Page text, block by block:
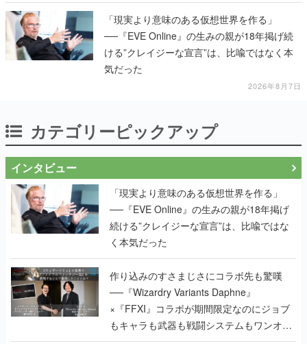
「現実より意味のある仮想世界を作る」
──『EVE Online』の生みの親が18年掲げ続
ける”クレイジーな宣言”は、比喩ではなく本
気だった
2026年8月7日
カテゴリーピックアップ
インタビュー
「現実より意味のある仮想世界を作る」
──『EVE Online』の生みの親が18年掲げ
続ける”クレイジーな宣言”は、比喩ではな
く本気だった
作り込みのすさまじさにコラボ先も驚嘆
──『Wizardry Variants Daphne』
×『FFXI』コラボが期間限定なのにジョブ
もキャラも武器も戦闘システムもワンオフ